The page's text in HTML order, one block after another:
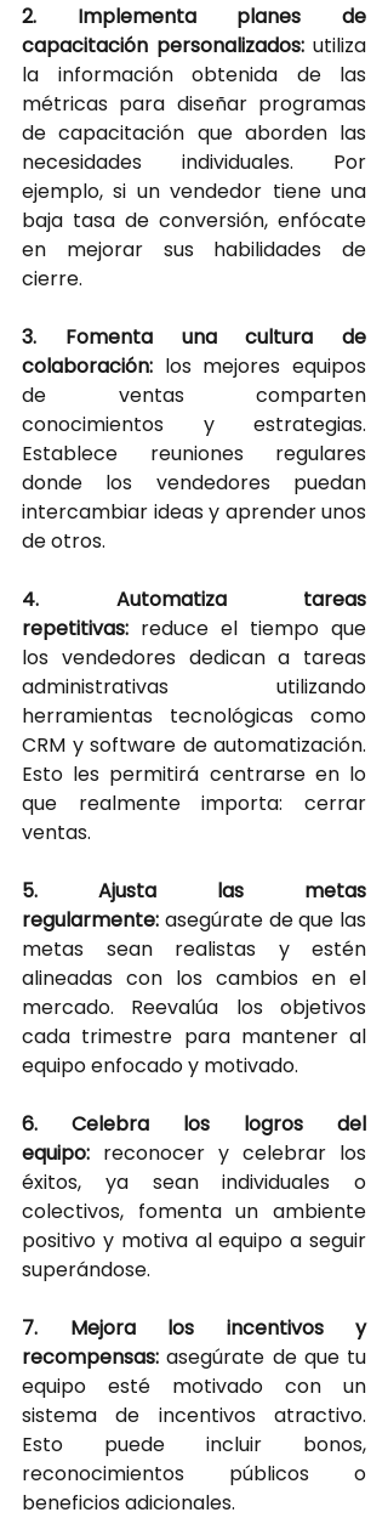
2. Implementa planes de
capacitación personalizados: utiliza
la información obtenida de las
métricas para diseñar programas
de capacitación que aborden las
necesidades individuales. Por
ejemplo, si un vendedor tiene una
baja tasa de conversión, enfócate
en mejorar sus habilidades de
cierre.
3. Fomenta una cultura de
colaboración: los mejores equipos
de ventas comparten
conocimientos y estrategias.
Establece reuniones regulares
donde los vendedores puedan
intercambiar ideas y aprender unos
de otros.
4. Automatiza tareas
repetitivas: reduce el tiempo que
los vendedores dedican a tareas
administrativas utilizando
herramientas tecnológicas como
CRM y software de automatización.
Esto les permitirá centrarse en lo
que realmente importa: cerrar
ventas.
5. Ajusta las metas
regularmente: asegúrate de que las
metas sean realistas y estén
alineadas con los cambios en el
mercado. Reevalúa los objetivos
cada trimestre para mantener al
equipo enfocado y motivado.
6. Celebra los logros del
equipo: reconocer y celebrar los
éxitos, ya sean individuales o
colectivos, fomenta un ambiente
positivo y motiva al equipo a seguir
superándose.
7. Mejora los incentivos y
recompensas: asegúrate de que tu
equipo esté motivado con un
sistema de incentivos atractivo.
Esto puede incluir bonos,
reconocimientos públicos o
beneficios adicionales.